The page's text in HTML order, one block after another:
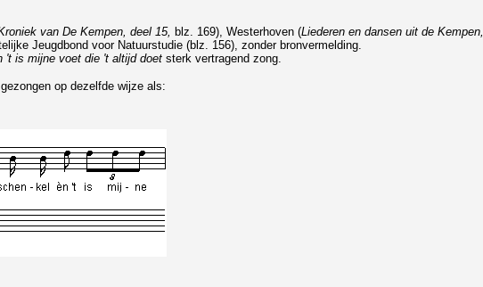
van De Kempen, deel 15, blz. 169), Westerhoven (Liederen en dansen uit de Kempen,
Jeugdbond voor Natuurstudie (blz. 156), zonder bronvermelding.
't is mijne voet die 't altijd doet sterk vertragend zong.
op dezelfde wijze als: